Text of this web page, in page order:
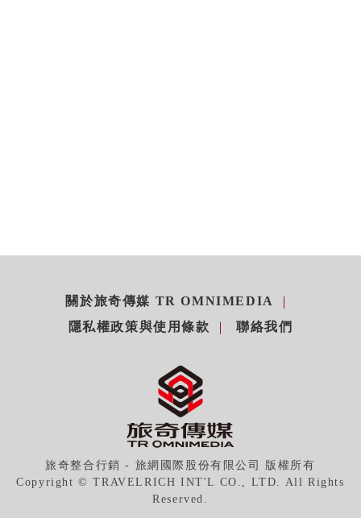
關於旅奇傳媒 TR OMNIMEDIA
隱私權政策與使用條款
聯絡我們
旅奇整合行銷 - 旅網國際股份有限公司 版權所有
Copyright © TRAVELRICH INT'L CO., LTD. All Rights
Reserved.